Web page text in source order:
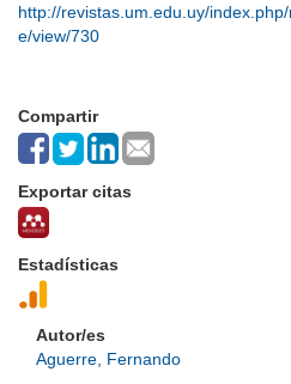
http://revistas.um.edu.uy/
e/view/730
Compartir
Exportar citas
Estadísticas
Autor/es
Aguerre, Fernando